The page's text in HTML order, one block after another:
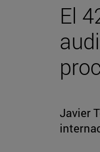
El
Javier